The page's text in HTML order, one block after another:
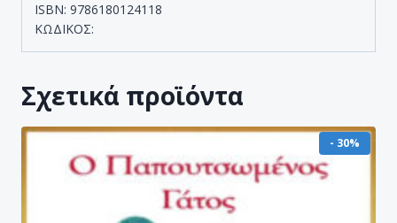
ISBN: 9786180124118
ΚΩΔΙΚΟΣ:
Σχετικά προϊόντα
- 30%